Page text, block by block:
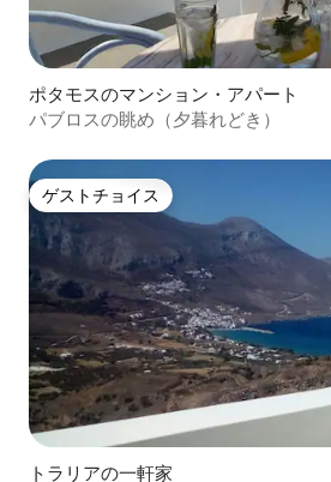
ポタモスのマンション・アパート
パブロスの眺め（夕暮れどき）
ゲストチョイス
ゲストチョイス
トラリアの一軒家